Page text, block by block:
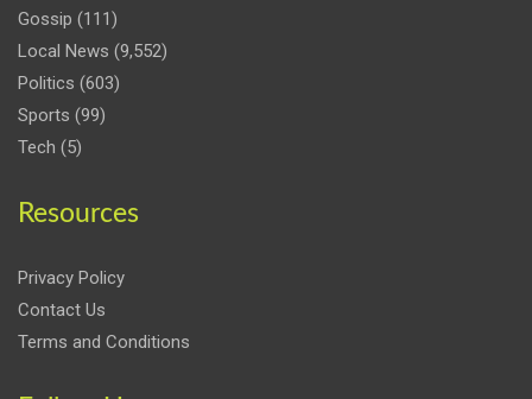
Gossip (111)
Local News (9,552)
Politics (603)
Sports (99)
Tech (5)
Resources
Privacy Policy
Contact Us
Terms and Conditions